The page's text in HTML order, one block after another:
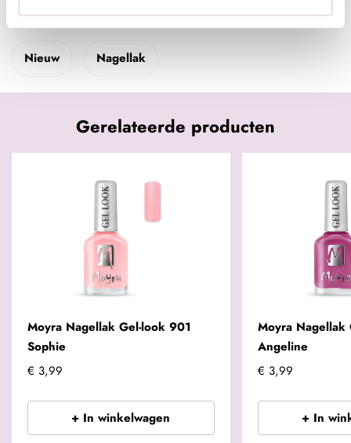
Gerelateerde pagina's
Nieuw Nagellak
Gerelateerde producten
Moyra Nagellak Gel-look 901
Sophie
€ 3,99
+ In winkelwagen
Moyra
Angeline
€ 3,99
+ In